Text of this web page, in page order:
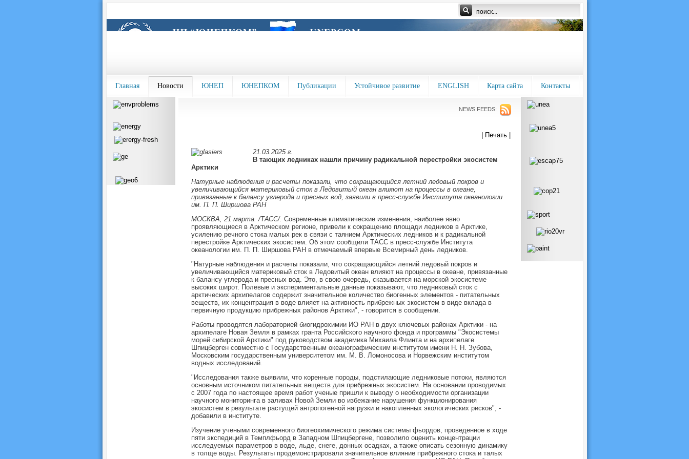
Главная Новости ЮНЕП ЮНЕПКОМ Публикации Устойчивое развитие ENGLISH Карта сайта Контакты
NEWS FEEDS:
| Печать |
21.03.2025 г.
В тающих ледниках нашли причину радикальной перестройки экосистем
Арктики
Натурные наблюдения и расчеты показали, что сокращающийся летний ледовый покров и
увеличивающийся материковый сток в Ледовитый океан влияют на процессы в океане,
привязанные к балансу углерода и пресных вод, заявили в пресс-службе Института океанологии
им. П. П. Ширшова РАН
МОСКВА, 21 марта. /ТАСС/. Современные климатические изменения, наиболее явно
проявляющиеся в Арктическом регионе, привели к сокращению площади ледников в Арктике,
усилению речного стока малых рек в связи с таянием Арктических ледников и к радикальной
перестройке Арктических экосистем. Об этом сообщили ТАСС в пресс-службе Института
океанологии им. П. П. Ширшова РАН в отмечаемый впервые Всемирный день ледников.
"Натурные наблюдения и расчеты показали, что сокращающийся летний ледовый покров и
увеличивающийся материковый сток в Ледовитый океан влияют на процессы в океане, привязанные
к балансу углерода и пресных вод. Это, в свою очередь, сказывается на морской экосистеме
высоких широт. Полевые и экспериментальные данные показывают, что ледниковый сток с
арктических архипелагов содержит значительное количество биогенных элементов - питательных
веществ, их концентрация в воде влияет на активность прибрежных экосистем в виде вклада в
первичную продукцию прибрежных районов Арктики", - говорится в сообщении.
Работы проводятся лабораторией биогидрохимии ИО РАН в двух ключевых районах Арктики - на
архипелаге Новая Земля в рамках гранта Российского научного фонда и программы "Экосистемы
морей сибирской Арктики" под руководством академика Михаила Флинта и на архипелаге
Шпицберген совместно с Государственным океанографическим институтом имени Н. Н. Зубова,
Московским государственным университетом им. М. В. Ломоносова и Норвежским институтом
водных исследований.
"Исследования также выявили, что коренные породы, подстилающие ледниковые потоки, являются
основным источником питательных веществ для прибрежных экосистем. На основании проводимых
с 2007 года по настоящее время работ ученые пришли к выводу о необходимости организации
научного мониторинга в заливах Новой Земли во избежание нарушения функционирования
экосистем в результате растущей антропогенной нагрузки и накопленных экологических рисков", -
добавили в институте.
Изучение учеными современного биогеохимического режима системы фьордов, проведенное в ходе
пяти экспедиций в Темплфьорд в Западном Шпицбергене, позволило оценить концентрации
исследуемых параметров в воде, льде, снеге, донных осадках, а также описать сезонную динамику
в толще воды. Результаты продемонстрировали значительное влияние прибрежного стока и талых